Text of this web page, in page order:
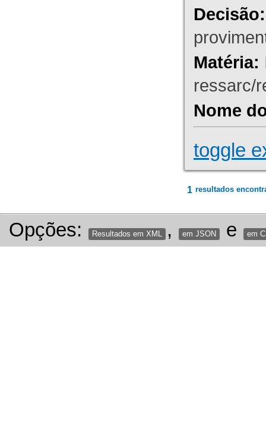
Decisão:
Matéria:
ressarc/
Nome
toggle
1 resultados
Opções: Resultados em XML , em JSON e em